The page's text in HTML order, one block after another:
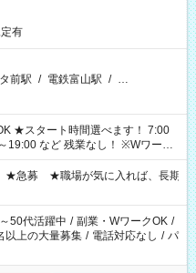
。
有
前駅 / 電鉄富山駅 / …
など 残業なし！ ※Wワーク
週40時間超の就業はご案内できま
間以上勤務は社会保険への加入対
日雇い派遣の原則禁止）によ
ご案内が難しい場合があります
★急募 ★職場が気に入れば、長期
50代活躍中 / 副業・WワークOK /
以上の大量募集 / 電話対応なし / パ